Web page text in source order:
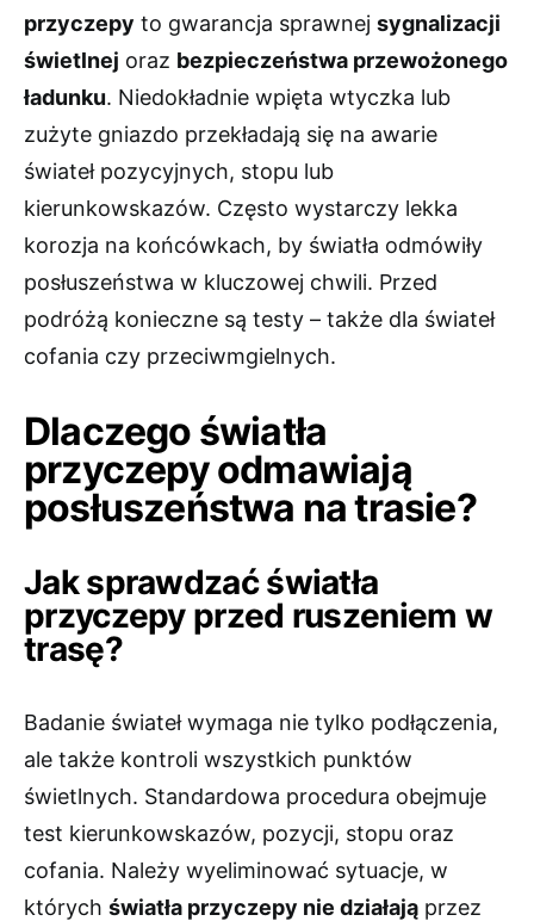
przyczepy to gwarancja sprawnej sygnalizacji
świetlnej oraz bezpieczeństwa przewożonego
ładunku. Niedokładnie wpięta wtyczka lub
zużyte gniazdo przekładają się na awarie
świateł pozycyjnych, stopu lub
kierunkowskazów. Często wystarczy lekka
korozja na końcówkach, by światła odmówiły
posłuszeństwa w kluczowej chwili. Przed
podróżą konieczne są testy – także dla świateł
cofania czy przeciwmgielnych.
Dlaczego światła
przyczepy odmawiają
posłuszeństwa na trasie?
Jak sprawdzać światła
przyczepy przed ruszeniem w
trasę?
Badanie świateł wymaga nie tylko podłączenia,
ale także kontroli wszystkich punktów
świetlnych. Standardowa procedura obejmuje
test kierunkowskazów, pozycji, stopu oraz
cofania. Należy wyeliminować sytuacje, w
których światła przyczepy nie działają przez